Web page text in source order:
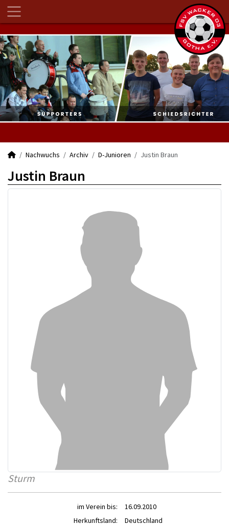
Nachwuchs Archiv D-Junioren Justin Braun
Justin Braun
Sturm
im Verein bis:
16.09.2010
Herkunftsland:
Deutschland